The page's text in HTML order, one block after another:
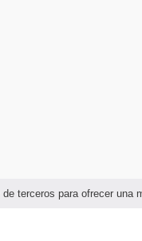
terceros para ofrecer